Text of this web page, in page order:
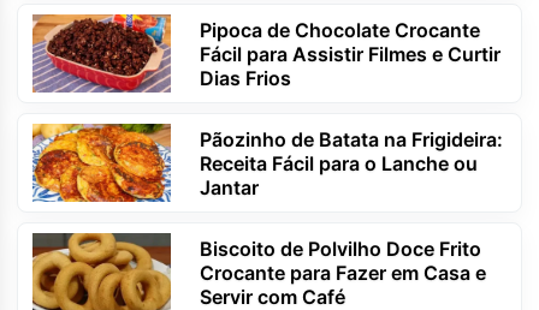
Pipoca de Chocolate Crocante
Fácil para Assistir Filmes e Curtir
Dias Frios
Pãozinho de Batata na Frigideira:
Receita Fácil para o Lanche ou
Jantar
Biscoito de Polvilho Doce Frito
Crocante para Fazer em Casa e
Servir com Café